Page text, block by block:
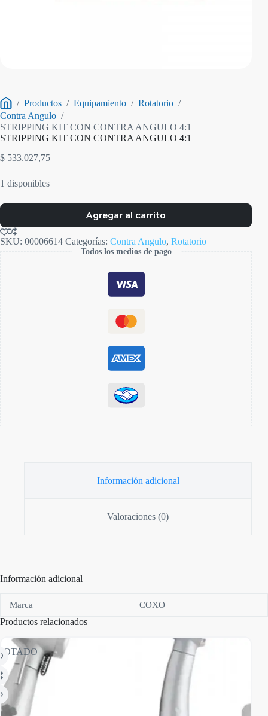
Inicio
/ Productos / Equipamiento / Rotatorio /
Contra Angulo /
STRIPPING KIT CON CONTRA ANGULO 4:1
STRIPPING KIT CON CONTRA ANGULO 4:1
$ 533.027,75
1 disponibles
Agregar al carrito
SKU: 00006614 Categorías: Contra Angulo, Rotatorio
Todos los medios de pago
Información adicional
Valoraciones (0)
Información adicional
Marca COXO
Productos relacionados